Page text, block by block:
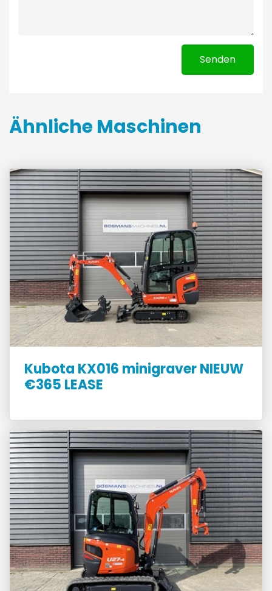
Senden
Ähnliche Maschinen
Kubota KX016 minigraver NIEUW
€365 LEASE